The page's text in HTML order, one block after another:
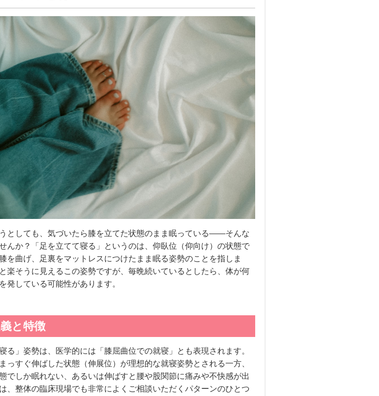
としても、気づいたら膝を立てた状態のまま眠っている——そんな
んか？「足を立てて寝る」というのは、仰臥位（仰向け）の状態で
を曲げ、足裏をマットレスにつけたまま眠る姿勢のことを指しま
楽そうに見えるこの姿勢ですが、毎晩続いているとしたら、体が何
発している可能性があります。
と特徴
る」姿勢は、医学的には「膝屈曲位での就寝」とも表現されます。
っすぐ伸ばした状態（伸展位）が理想的な就寝姿勢とされる一方、
でしか眠れない、あるいは伸ばすと腰や股関節に痛みや不快感が出
、整体の臨床現場でも非常によくご相談いただくパターンのひとつ